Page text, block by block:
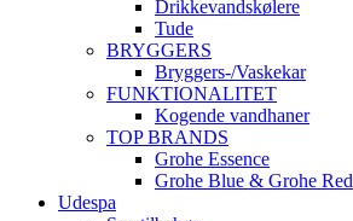
Drikkevandskølere
Tude
BRYGGERS
Bryggers-/Vaskekar
FUNKTIONALITET
Kogende vandhaner
TOP BRANDS
Grohe Essence
Grohe Blue & Grohe Red
Udespa